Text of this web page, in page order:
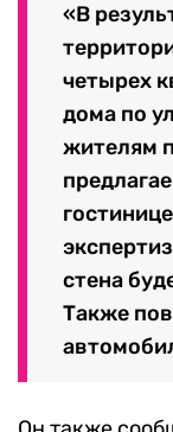
«В
четырех
дома по
жителям
стена
Также